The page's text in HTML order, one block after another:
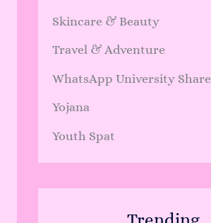
Skincare & Beauty
Travel & Adventure
WhatsApp University Share
Yojana
Youth Spat